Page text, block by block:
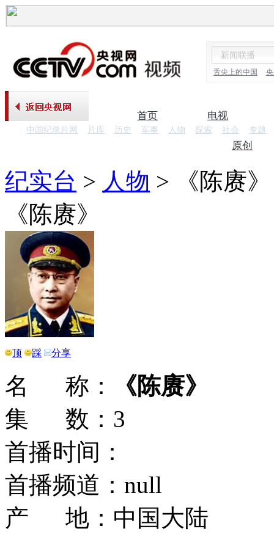
舌尖上的中国
首页 电视
中国纪录片网 片库 历史 军事 人物 探索 社会 专题
原创
纪实台 > 人物 >
《陈赓》
《陈赓》
顶 踩 分享
名 称：
《陈赓》
集 数：3
首播时间：
首播频道：null
产 地：中国大陆